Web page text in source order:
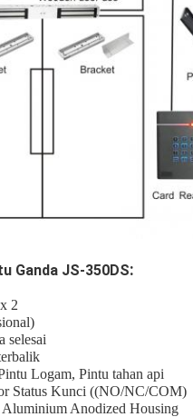
Ganda JS-350DS:
2
selesai
Logam, Pintu tahan api
Status Kunci ((NO/NC/COM)
Anodized Housing